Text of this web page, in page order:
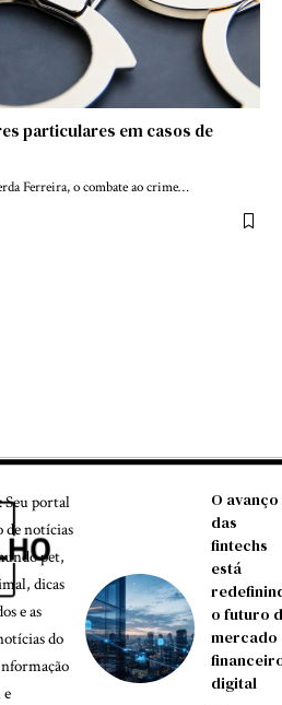
particulares em casos de
Ferreira, o combate ao crime…
portal
de notícias
pet,
dicas
e as
do
O avanço
das
fintechs
está
o futuro
mercado
digital